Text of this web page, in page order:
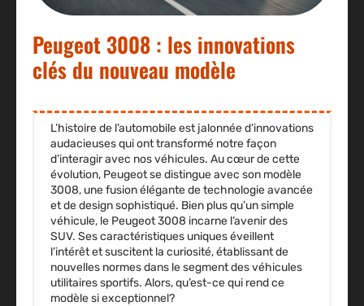
Peugeot 3008 : les innovations
clés du nouveau modèle
L’histoire de l’automobile est jalonnée d’innovations
audacieusesqui ont transformé notre façon
d’interagir avec nos véhicules. Au cœur de cette
évolution, Peugeot se distingue avec son modèle
3008, une fusion élégante de technologie avancée
et de design sophistiqué. Bien plus qu’un simple
véhicule, le Peugeot 3008 incarne l’avenir des
SUV. Ses caractéristiques uniques éveillent
l’intérêt et suscitent la curiosité, établissant de
nouvelles normes dans le segment des véhicules
utilitaires sportifs. Alors, qu’est-ce qui rend ce
modèle si exceptionnel?